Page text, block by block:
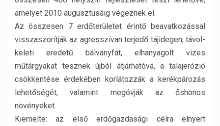
amelyet 2010 augusztusáig végeznek el.
Az összesen 7 erdőterületet érintő beavatkozással
visszaszorítják az agresszívan terjedő tájidegen, távol-
keleti eredetű bálványfát, elhanyagolt vizes
műtárgyakat tesznek újból átjárhatóvá, a talajerózió
csökkentése érdekében korlátozzák a kerékpározás
lehetőségét, valamint megóvják az őshonos
növényeket.
Kiemelte: az első erdőgazdasági célra elnyert